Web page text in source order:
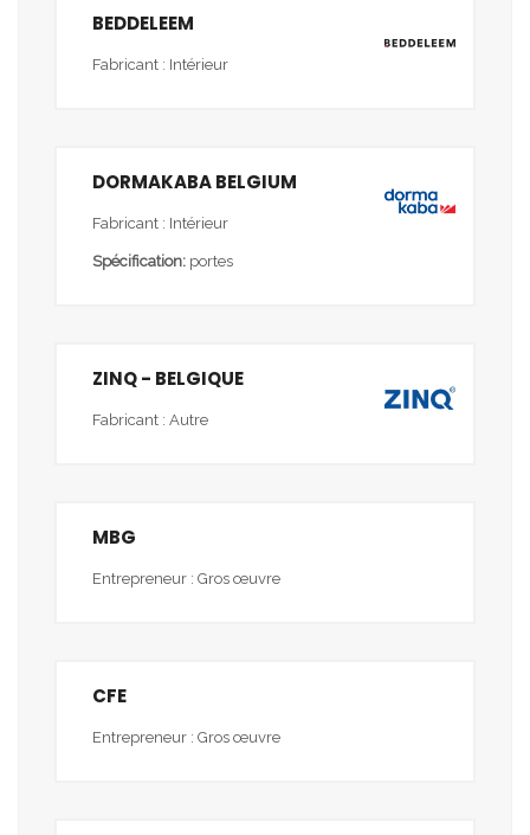
BEDDELEEM
Fabricant : Intérieur
DORMAKABA BELGIUM
Fabricant : Intérieur
Spécification: portes
ZINQ - BELGIQUE
Fabricant : Autre
MBG
Entrepreneur : Gros œuvre
CFE
Entrepreneur : Gros œuvre